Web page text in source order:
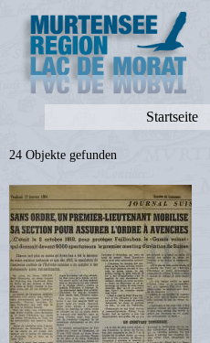
Startseite
24 Objekte gefunden